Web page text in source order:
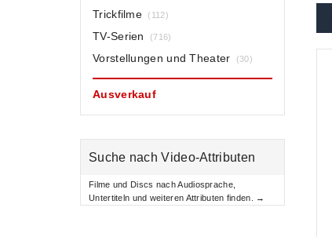
Trickfilme (112)
TV-Serien (716)
Vorstellungen und Theater (30)
Ausverkauf
Suche nach Video-Attributen
Filme und Discs nach Audiosprache,
Untertiteln und weiteren Attributen finden. →